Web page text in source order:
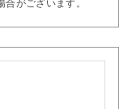
がございます。